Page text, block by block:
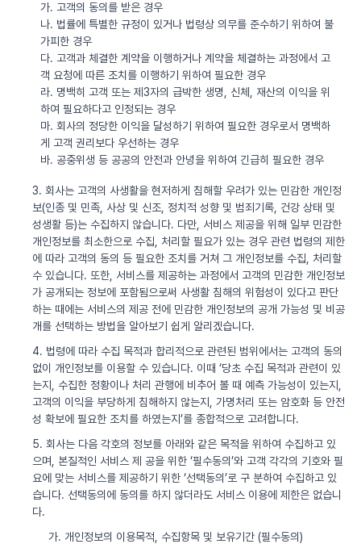
가. 고객의 동의를 받은 경우
나. 법률에 특별한 규정이 있거나 법령상 의무를 준수하기 위하여 불
가피한 경우
다. 고객과 체결한 계약을 이행하거나 계약을 체결하는 과정에서 고
객 요청에 따른 조치를 이행하기 위하여 필요한 경우
라. 명백히 고객 또는 제3자의 급박한 생명, 신체, 재산의 이익을 위
하여 필요하다고 인정되는 경우
마. 회사의 정당한 이익을 달성하기 위하여 필요한 경우로서 명백하
게 고객 권리보다 우선하는 경우
바. 공중위생 등 공공의 안전과 안녕을 위하여 긴급히 필요한 경우
3. 회사는 고객의 사생활을 현저하게 침해할 우려가 있는 민감한 개인정
보(인종 및 민족, 사상 및 신조, 정치적 성향 및 범죄기록, 건강 상태 및
성생활 등)는 수집하지 않습니다. 다만, 서비스 제공을 위해 일부 민감한
개인정보를 최소한으로 수집, 처리할 필요가 있는 경우 관련 법령의 제한
에 따라 고객의 동의 등 필요한 조치를 거쳐 그 개인정보를 수집, 처리할
수 있습니다. 또한, 서비스를 제공하는 과정에서 고객의 민감한 개인정보
가 공개되는 정보에 포함됨으로써 사생활 침해의 위험성이 있다고 판단
하는 때에는 서비스의 제공 전에 민감한 개인정보의 공개 가능성 및 비공
개를 선택하는 방법을 알아보기 쉽게 알리겠습니다.
4. 법령에 따라 수집 목적과 합리적으로 관련된 범위에서는 고객의 동의
없이 개인정보를 이용할 수 있습니다. 이때 ‘당초 수집 목적과 관련이 있
는지, 수집한 정황이나 처리 관행에 비추어 볼 때 예측 가능성이 있는지,
고객의 이익을 부당하게 침해하지 않는지, 가명처리 또는 암호화 등 안전
성 확보에 필요한 조치를 하였는지’를 종합적으로 고려합니다.
5. 회사는 다음 각호의 정보를 아래와 같은 목적을 위하여 수집하고 있
으며, 본질적인 서비스 제 공을 위한 ‘필수동의’와 고객 각각의 기호와 필
요에 맞는 서비스를 제공하기 위한 ‘선택동의’로 구 분하여 수집하고 있
습니다. 선택동의에 동의를 하지 않더라도 서비스 이용에 제한은 없습니
다.
가. 개인정보의 이용목적, 수집항목 및 보유기간 (필수동의)